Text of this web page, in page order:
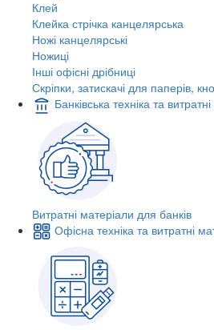
Клей
Клейка стрічка канцелярська
Ножі канцелярські
Ножиці
Інші офісні дрібниці
Скріпки, затискачі для паперів,
Банківська техніка та
Витратні матеріали для банків
Офісна техніка та витратні